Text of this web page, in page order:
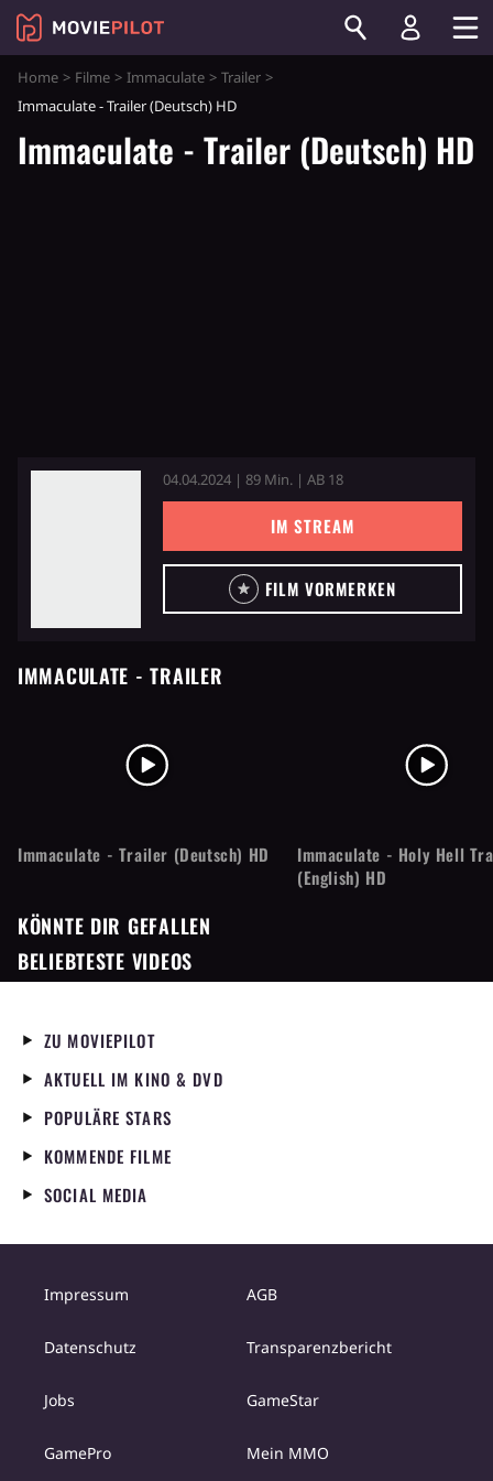
Home Filme Immaculate
Trailer
Immaculate - Trailer (Deutsch) HD
Immaculate - Trailer (Deutsch) HD
04.04.2024 | 89 Min. | AB 18
IM STREAM
FILM VORMERKEN
IMMACULATE - TRAILER
Immaculate - Trailer (Deutsch) HD
Immaculate - Holy Hell
(English) HD
KÖNNTE DIR GEFALLEN
BELIEBTESTE VIDEOS
ZU MOVIEPILOT
AKTUELL IM KINO & DVD
POPULÄRE STARS
KOMMENDE FILME
SOCIAL MEDIA
Impressum AGB
Datenschutz Transparenzbericht
Jobs GameStar
GamePro Mein MMO